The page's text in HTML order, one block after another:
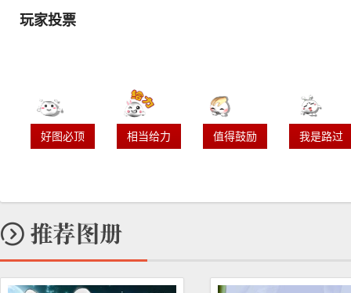
玩家投票
好图必顶 相当给力 值得鼓励 我是路过